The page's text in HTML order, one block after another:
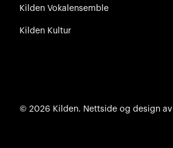
Kilden Vokalensemble
Kilden Kultur
© 2026 Kilden. Nettside og design av